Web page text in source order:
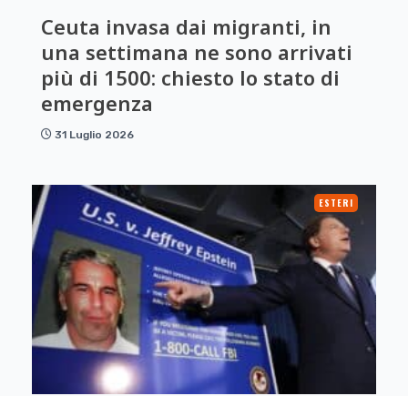
Ceuta invasa dai migranti, in
una settimana ne sono arrivati
più di 1500: chiesto lo stato di
emergenza
31 Luglio 2026
ESTERI